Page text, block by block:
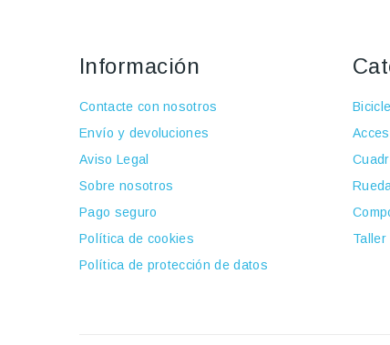
Información
Contacte con nosotros
Envío y devoluciones
Aviso Legal
Sobre nosotros
Pago seguro
Política de cookies
Política de protección de datos
Taller